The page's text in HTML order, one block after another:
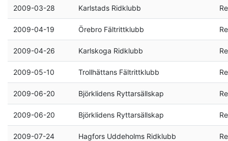
2009-03-28 Karlstads Ridklubb
2009-04-19 Örebro Fältrittklubb
2009-04-26 Karlskoga Ridklubb
2009-05-10 Trollhättans Fältrittklubb
2009-06-20 Björklidens Ryttarsällskap
2009-06-20 Björklidens Ryttarsällskap
2009-07-24 Hagfors Uddeholms Ridklubb